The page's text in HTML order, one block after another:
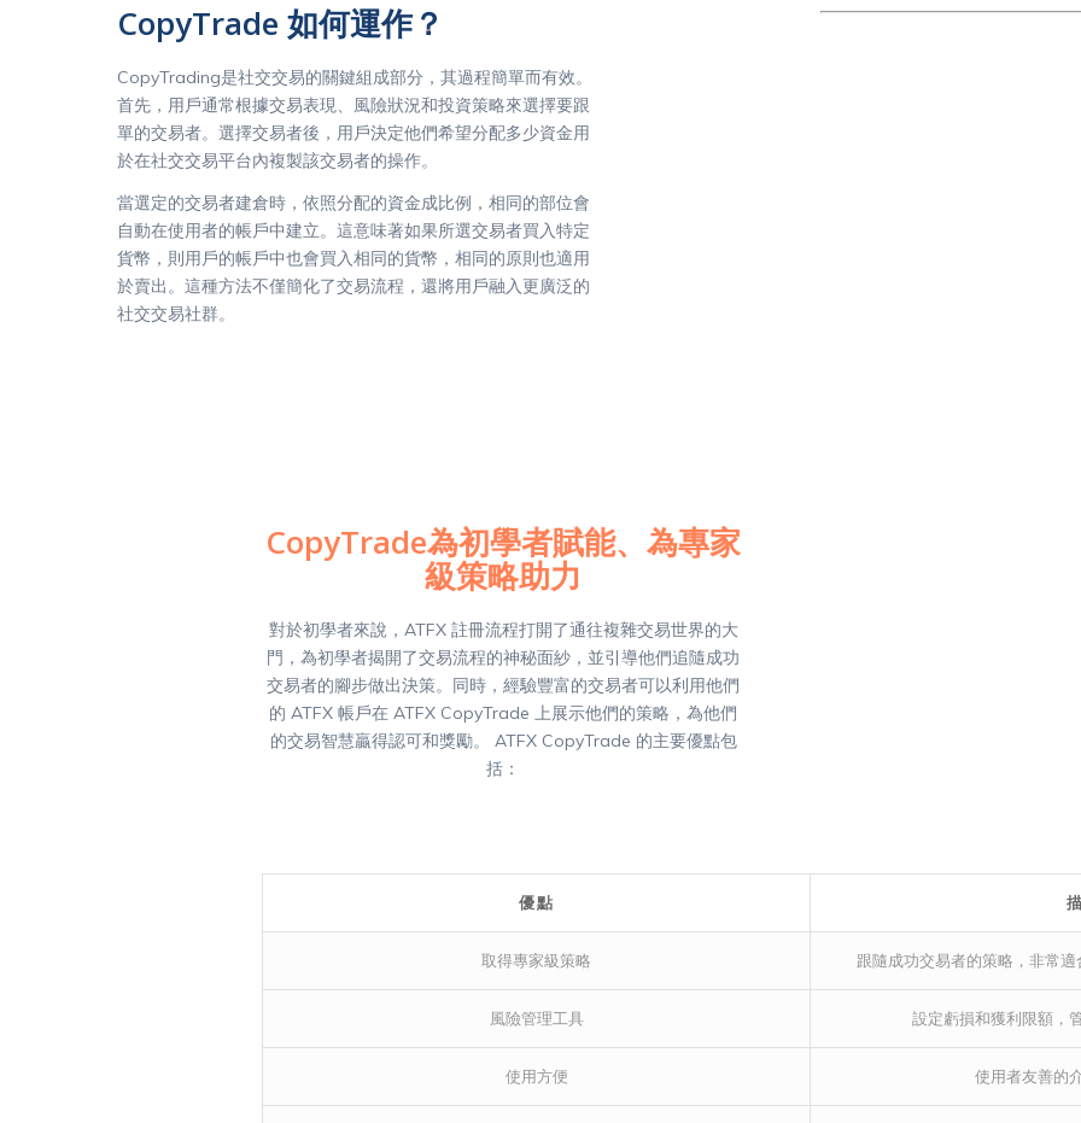
CopyTrade 如何運作？
CopyTrading是社交交易的關鍵組成部分，其過程簡單而有效。
首先，用戶通常根據交易表現、風險狀況和投資策略來選擇要跟
單的交易者。選擇交易者後，用戶決定他們希望分配多少資金用
於在社交交易平台內複製該交易者的操作。
當選定的交易者建倉時，依照分配的資金成比例，相同的部位會
自動在使用者的帳戶中建立。這意味著如果所選交易者買入特定
貨幣，則用戶的帳戶中也會買入相同的貨幣，相同的原則也適用
於賣出。這種方法不僅簡化了交易流程，還將用戶融入更廣泛的
社交交易社群。
CopyTrade為初學者賦能、為專家
級策略助力
對於初學者來說，ATFX 註冊流程打開了通往複雜交易世界的大
門，為初學者揭開了交易流程的神秘面紗，並引導他們追隨成功
交易者的腳步做出決策。同時，經驗豐富的交易者可以利用他們
的 ATFX 帳戶在 ATFX CopyTrade 上展示他們的策略，為他們
的交易智慧贏得認可和獎勵。 ATFX CopyTrade 的主要優點包
括：
優點
取得專家級策略 跟隨成功交易者的策略，非常
風險管理工具 設定虧損和獲利限額，
使用方便 使用者友善的